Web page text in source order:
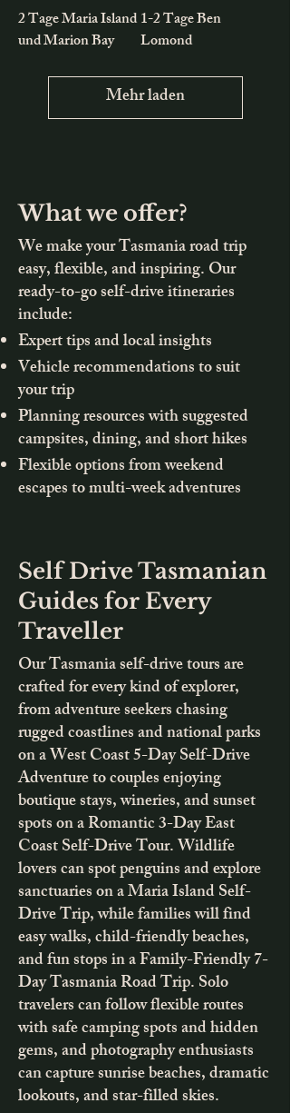
2 Tage Maria Island
und Marion Bay
1-2 Tage Ben
Lomond
Mehr laden
What we offer?
We make your Tasmania road trip
easy, flexible, and inspiring. Our
ready-to-go self-drive itineraries
include:
Expert tips and local insights
Vehicle recommendations to suit
your trip
Planning resources with suggested
campsites, dining, and short hikes
Flexible options from weekend
escapes to multi-week adventures
Self Drive Tasmanian
Guides for Every
Traveller
Our Tasmania self-drive tours are
crafted for every kind of explorer,
from adventure seekers chasing
rugged coastlines and national parks
on a West Coast 5-Day Self-Drive
Adventure to couples enjoying
boutique stays, wineries, and sunset
spots on a Romantic 3-Day East
Coast Self-Drive Tour. Wildlife
lovers can spot penguins and explore
sanctuaries on a Maria Island Self-
Drive Trip, while families will find
easy walks, child-friendly beaches,
and fun stops in a Family-Friendly 7-
Day Tasmania Road Trip. Solo
travelers can follow flexible routes
with safe camping spots and hidden
gems, and photography enthusiasts
can capture sunrise beaches, dramatic
lookouts, and star-filled skies.